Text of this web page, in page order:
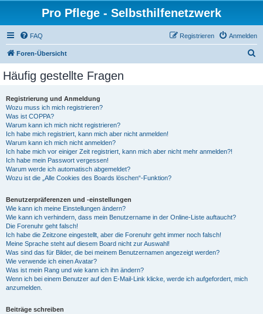
Pro Pflege - Selbsthilfenetzwerk
FAQ Anmelden
Registrieren
Foren-Übersicht
Häufig gestellte Fragen
Registrierung und Anmeldung
Wozu muss ich mich registrieren?
Was ist COPPA?
Warum kann ich mich nicht registrieren?
Ich habe mich registriert, kann mich aber nicht anmelden!
Warum kann ich mich nicht anmelden?
Ich habe mich vor einiger Zeit registriert, kann mich aber nicht mehr anmelden?!
Ich habe mein Passwort vergessen!
Warum werde ich automatisch abgemeldet?
Wozu ist die „Alle Cookies des Boards löschen“-Funktion?
Benutzerpräferenzen und -einstellungen
Wie kann ich meine Einstellungen ändern?
Wie kann ich verhindern, dass mein Benutzername in der Online-Liste auftaucht?
Die Forenuhr geht falsch!
Ich habe die Zeitzone eingestellt, aber die Forenuhr geht immer noch falsch!
Meine Sprache steht auf diesem Board nicht zur Auswahl!
Was sind das für Bilder, die bei meinem Benutzernamen angezeigt werden?
Wie verwende ich einen Avatar?
Was ist mein Rang und wie kann ich ihn ändern?
Wenn ich bei einem Benutzer auf den E-Mail-Link klicke, werde ich aufgefordert, mich
anzumelden.
Beiträge schreiben